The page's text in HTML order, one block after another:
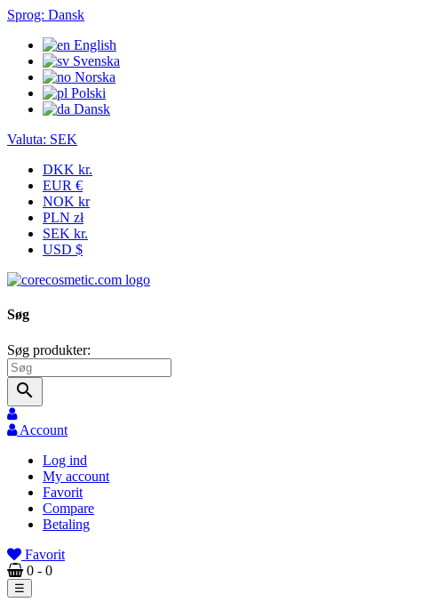
Sprog: Dansk
English
Svenska
Norska
Polski
Dansk
Valuta: SEK
DKK kr.
EUR €
NOK kr
PLN zł
SEK kr.
USD $
Søg
Søg produkter:
search
Account
Log ind
My account
Favorit
Compare
Betaling
Favorit
0 - 0
Toggle
navigation
☰